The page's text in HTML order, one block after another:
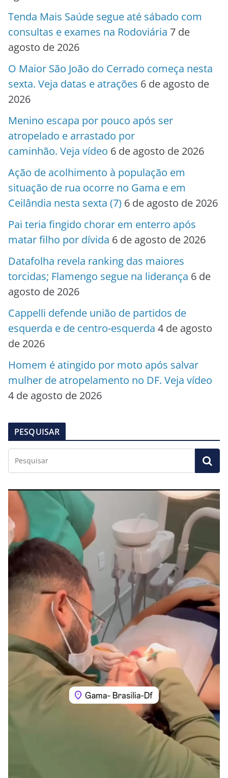
Tenda Mais Saúde segue até sábado com
consultas e exames na Rodoviária 7 de
agosto de 2026
O Maior São João do Cerrado começa nesta
sexta. Veja datas e atrações 6 de agosto de
2026
Menino escapa por pouco após ser
atropelado e arrastado por
caminhão. Veja vídeo 6 de agosto de 2026
Ação de acolhimento à população em
situação de rua ocorre no Gama e em
Ceilândia nesta sexta (7) 6 de agosto de 2026
Pai teria fingido chorar em enterro após
matar filho por dívida 6 de agosto de 2026
Datafolha revela ranking das maiores
torcidas; Flamengo segue na liderança 6 de
agosto de 2026
Cappelli defende união de partidos de
esquerda e de centro-esquerda 4 de agosto
de 2026
Homem é atingido por moto após salvar
mulher de atropelamento no DF. Veja vídeo
4 de agosto de 2026
PESQUISAR